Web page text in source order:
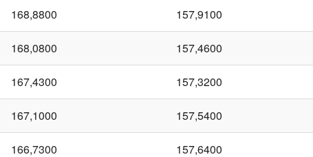
168,8800 157,9100
168,0800 157,4600
167,4300 157,3200
167,1000 157,5400
166,7300 157,6400